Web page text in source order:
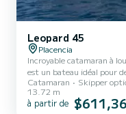
Leopard 45
Placencia
Incroyable catamaran à
est un bateau idéal pour
bateau dispose de 5
capacité de 11
il sera votre meilleur allié
Catamaran Skipper
13.72 m
à partir de $611,36